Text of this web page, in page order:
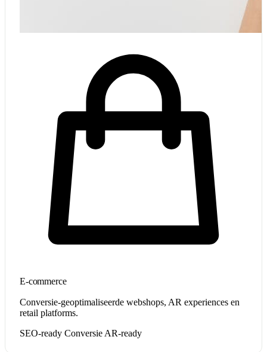
E-commerce
Conversie-geoptimaliseerde webshops, AR experiences en
retail platforms.
SEO-ready Conversie AR-ready